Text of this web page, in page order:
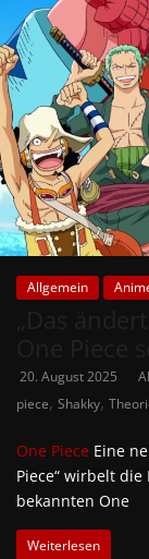
Allgemein
20. August 2025
piece, Shakky,
One Piece Eine
Piece“ wirbelt
bekannten One
Weiterlesen